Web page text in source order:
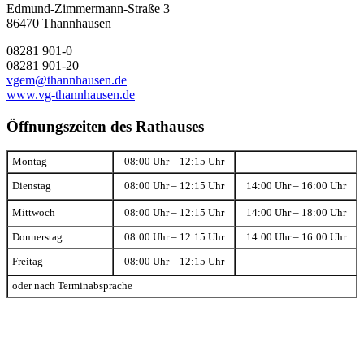
Edmund-Zimmermann-Straße 3
86470 Thannhausen
08281 901-0
08281 901-20
vgem@thannhausen.de
www.vg-thannhausen.de
Öffnungszeiten des Rathauses
Montag 08:00 Uhr – 12:15 Uhr
Dienstag 08:00 Uhr – 12:15 Uhr 14:00 Uhr – 16:00 Uhr
Mittwoch 08:00 Uhr – 12:15 Uhr 14:00 Uhr – 18:00 Uhr
Donnerstag 08:00 Uhr – 12:15 Uhr 14:00 Uhr – 16:00 Uhr
Freitag 08:00 Uhr – 12:15 Uhr
oder nach Terminabsprache